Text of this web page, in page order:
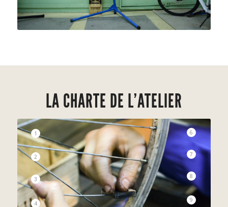
LA CHARTE DE L’ATELIER
1
2
3
4
6
7
8
9